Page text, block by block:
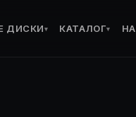
ДИСКИ▾ КАТАЛОГ▾